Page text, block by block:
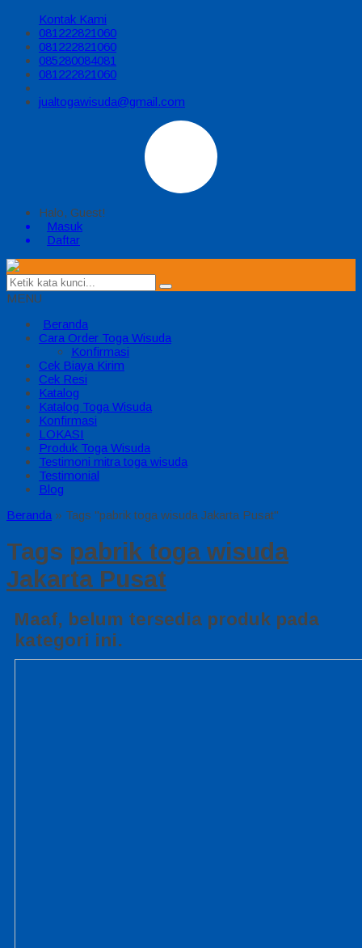
Kontak Kami
081222821060
081222821060
085280084081
081222821060
jualtogawisuda@gmail.com
Halo, Guest!
Masuk
Daftar
MENU
Beranda
Cara Order Toga Wisuda
Konfirmasi
Cek Biaya Kirim
Cek Resi
Katalog
Katalog Toga Wisuda
Konfirmasi
LOKASI
Produk Toga Wisuda
Testimoni mitra toga wisuda
Testimonial
Blog
Beranda » Tags "pabrik toga wisuda Jakarta Pusat"
Tags pabrik toga wisuda
Jakarta Pusat
Maaf, belum tersedia produk pada
kategori ini.